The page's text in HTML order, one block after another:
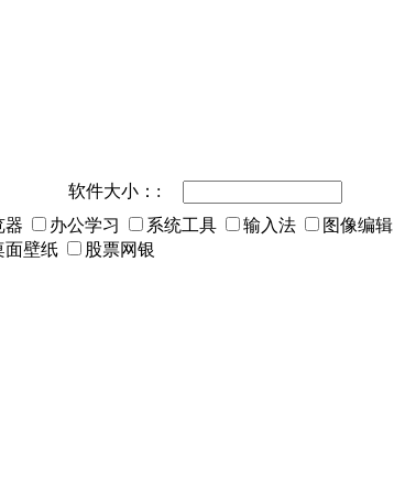
软件大小：:
器 办公学习 系统工具 输入法 图像编辑
面壁纸
股票网银